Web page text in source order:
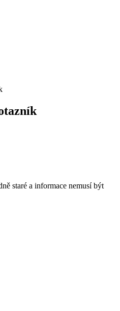
staré a informace nemusí být